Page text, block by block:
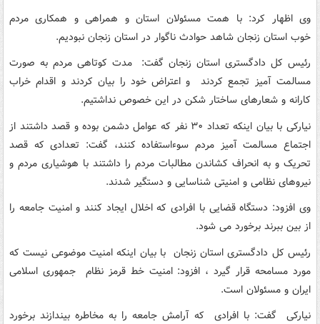
وی اظهار کرد: با همت مسئولان استان و همراهی و همکاری مردم
خوب استان زنجان شاهد حوادث ناگوار در استان زنجان نبودیم.
رئیس کل دادگستری استان زنجان گفت: مدت کوتاهی مردم به صورت
مسالمت آمیز تجمع کردند و اعتراض خود را بیان کردند و اقدام خراب
کارانه و شعارهای ساختار شکن در این خصوص نداشتیم.
نیارکی با بیان اینکه تعداد ۳۰ نفر که عوامل دشمن بوده و قصد داشتند از
اجتماع مسالمت آمیز مردم سوءاستفاده کنند، گفت: تعدادی که قصد
تحریک و به انحراف کشاندن مطالبات مردم را داشتند با هوشیاری مردم و
نیروهای نظامی و امنیتی شناسایی و دستگیر شدند.
وی افزود: دستگاه قضایی با افرادی که اخلال ایجاد کنند و امنیت جامعه را
از بین ببرند برخورد می شود.
رئیس کل دادگستری استان زنجان با بیان اینکه امنیت موضوعی نیست که
مورد مسامحه قرار گیرد ، افزود: امنیت خط قرمز نظام جمهوری اسلامی
ایران و مسئولان است.
نیارکی گفت: با افرادی که آرامش جامعه را به مخاطره بیندازند برخورد